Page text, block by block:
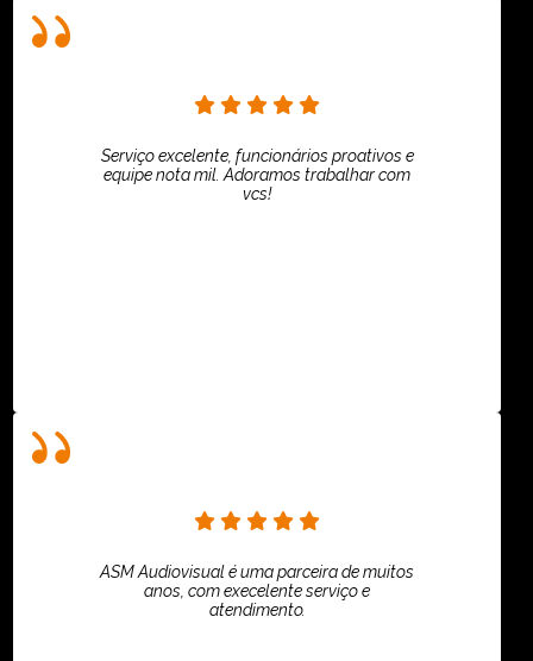
Serviço excelente, funcionários proativos e
equipe nota mil. Adoramos trabalhar com
vcs!
ASM Audiovisual é uma parceira de muitos
anos, com execelente serviço e
atendimento.